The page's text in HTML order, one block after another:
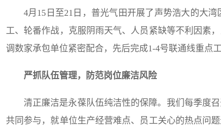
4月15日至21日，普光气田开展了声势浩大的大
工、轮番作战，克服阴雨天气、人员紧缺等不利因素
调数家承包单位紧密配合，先后完成1-4号联通线重点
严抓队伍管理，防范岗位廉洁风险
清正廉洁是永葆队伍纯洁性的保障。我们每季度
共同参与，就单位生产经营难点、员工关心的热点问